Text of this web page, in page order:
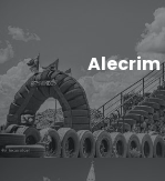
Alecrim